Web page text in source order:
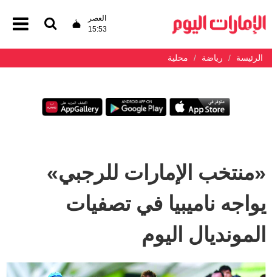
العصر
15:53
الرئيسة رياضة محلية
«منتخب الإمارات للرجبي»
يواجه ناميبيا في تصفيات
المونديال اليوم